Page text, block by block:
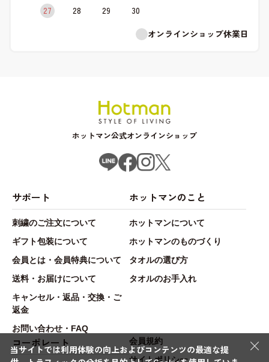
27
28 29
30
オンラインショップ休業日
ホットマン公式オンラインショップ
サポート
刺繍のご注文について
ギフト包装について
会員とは・会員特典について
送料・お届けについて
キャンセル・返品・交換・ご
返金
お問い合わせ・FAQ
ホットマンのこと
ホットマンについて
ホットマンのものづくり
タオルの選び方
タオルのお手入れ
コーポレート
会員規約
サイトポリシー
×
当サイトでは利用体験の向上およびコンテンツの最適な提